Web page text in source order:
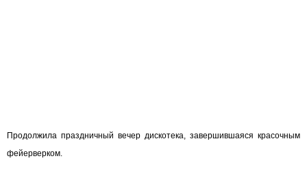
Продолжила праздничный вечер дискотека, завершившаяся красочным
фейерверком.